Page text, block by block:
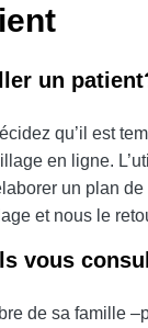
un
qu’il est
en ligne.
un plan
et nous le
vous
de sa famille